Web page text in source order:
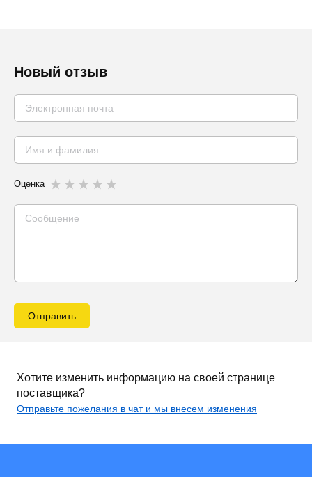
Новый отзыв
Оценка
Отправить
Хотите изменить информацию на своей странице
поставщика?
Отправьте пожелания в чат и мы внесем изменения